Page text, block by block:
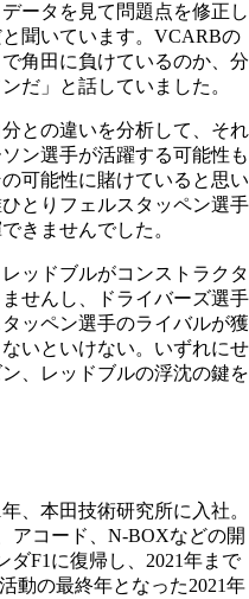
ータを見て問題点を修正し
聞いています。VCARBの
角田に負けているのか、分
だ」と話していました。
との違いを分析して、それ
ン選手が活躍する可能性も
可能性に賭けていると思い
とりフェルスタッペン選手
きませんでした。
ッドブルがコンストラクタ
せんし、ドライバーズ選手
ッペン選手のライバルが獲
いといけない。いずれにせ
、レッドブルの浮沈の鍵を
、本田技術研究所に入社。
アコード、N-BOXなどの開
ダF1に復帰し、2021年まで
動の最終年となった2021年